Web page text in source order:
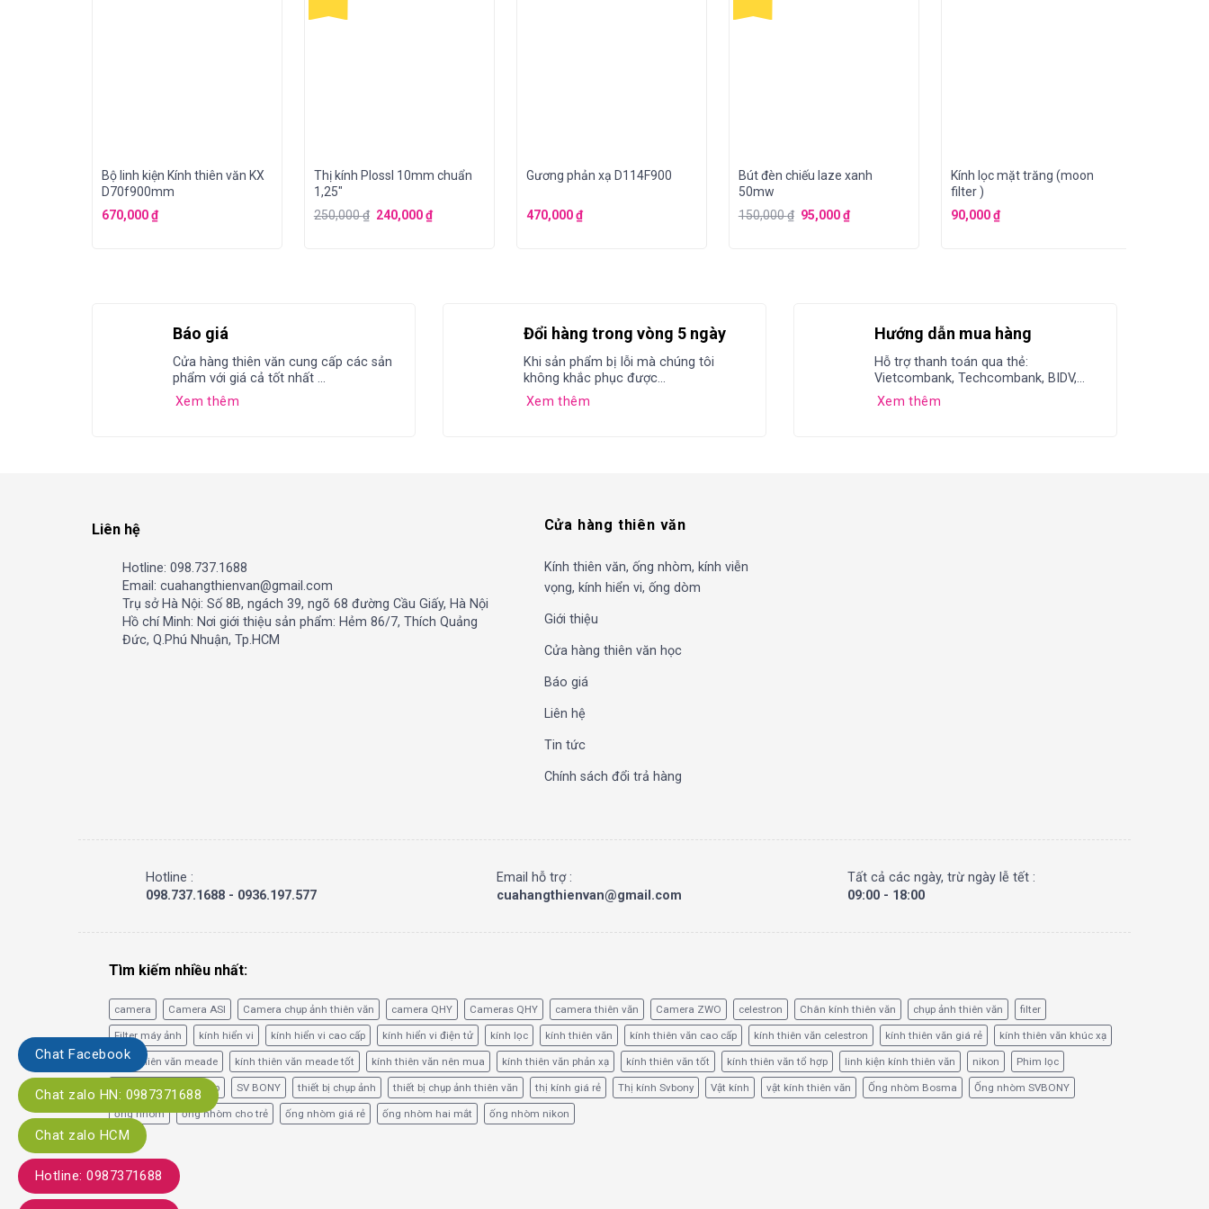
Bộ linh kiện Kính thiên văn KX
D70f900mm
670,000₫
Thị kính Plossl 10mm chuẩn
1,25″
250,000₫ 240,000₫
Gương phản xạ D114F900
470,000₫
Bút đèn chiếu laze xanh
50mw
150,000₫ 95,000₫
Kính lọc mặt trăng (moon
filter )
90,000₫
Báo giá
Cửa hàng thiên văn cung cấp các sản
phẩm với giá cả tốt nhất ...
Xem thêm
Đổi hàng trong vòng 5 ngày
Khi sản phẩm bị lỗi mà chúng tôi
không khắc phục được...
Xem thêm
Hướng dẫn mua hàng
Hỗ trợ thanh toán qua thẻ:
Vietcombank, Techcombank, BIDV,...
Xem thêm
Liên hệ
Hotline: 098.737.1688
Email: cuahangthienvan@gmail.com
Trụ sở Hà Nội: Số 8B, ngách 39, ngõ 68 đường Cầu Giấy, Hà Nội
Hồ chí Minh: Nơi giới thiệu sản phẩm: Hẻm 86/7, Thích Quảng
Đức, Q.Phú Nhuận, Tp.HCM
Cửa hàng thiên văn
Kính thiên văn, ống nhòm, kính viễn
vọng, kính hiển vi, ống dòm
Giới thiệu
Cửa hàng thiên văn học
Báo giá
Liên hệ
Tin tức
Chính sách đổi trả hàng
Hotline :
098.737.1688 - 0936.197.577
Email hỗ trợ :
cuahangthienvan@gmail.com
Tất cả các ngày, trừ ngày lễ tết :
09:00 - 18:00
Tìm kiếm nhiều nhất:
camera Camera ASI Camera chụp ảnh thiên văn camera QHY Cameras QHY camera thiên văn Camera ZWO celestron Chân kính thiên văn chụp ảnh thiên văn filter
Filter máy ảnh kính hiển vi kính hiển vi cao cấp kính hiển vi điện tử kính lọc kính thiên văn kính thiên văn cao cấp kính thiên văn celestron kính thiên văn giá rẻ kính thiên văn khúc xạ
kính thiên văn meade kính thiên văn meade tốt kính thiên văn nên mua kính thiên văn phản xạ kính thiên văn tốt kính thiên văn tổ hợp linh kiện kính thiên văn nikon Phim lọc
phim lọc băng tần hẹp SV BONY thiết bị chụp ảnh thiết bị chụp ảnh thiên văn thị kính giá rẻ Thị kính Svbony Vật kính vật kính thiên văn Ống nhòm Bosma Ống nhòm SVBONY
ống nhòm ống nhòm cho trẻ ống nhòm giá rẻ ống nhòm hai mắt ống nhòm nikon
Chat Facebook
Chat zalo HN: 0987371688
Chat zalo HCM
Hotline: 0987371688